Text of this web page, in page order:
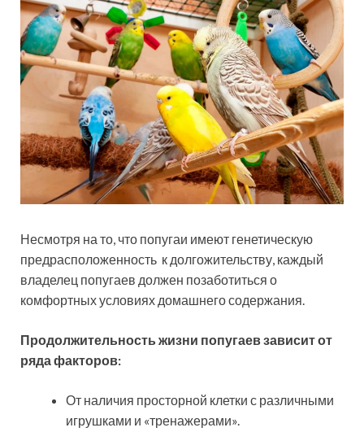
Несмотря на то, что попугаи имеют генетическую
предрасположенность к долгожительству, каждый
владелец попугаев должен позаботиться о
комфортных условиях домашнего содержания.
Продолжительность жизни попугаев зависит от
ряда факторов:
От наличия просторной клетки с различными
игрушками и «тренажерами».